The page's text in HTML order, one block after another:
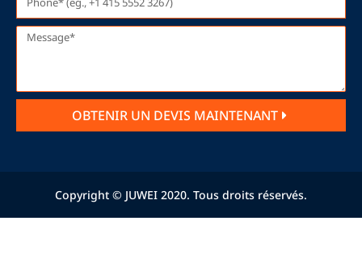
OBTENIR UN DEVIS MAINTENANT
Copyright © JUWEI 2020. Tous droits réservés.